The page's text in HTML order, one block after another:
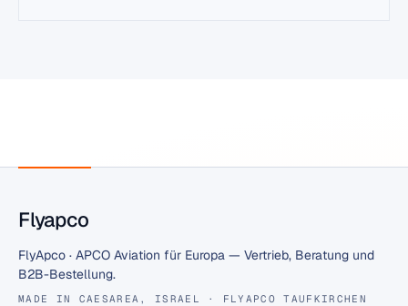
Flyapco
FlyApco · APCO Aviation für Europa — Vertrieb, Beratung und
B2B-Bestellung.
MADE IN CAESAREA, ISRAEL · FLYAPCO TAUFKIRCHEN